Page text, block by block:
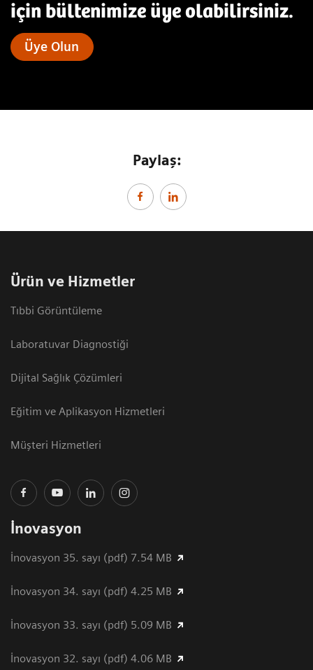
için bültenimize üye olabilirsiniz.
Üye Olun
Paylaş:
Ürün ve Hizmetler
Tıbbi Görüntüleme
Laboratuvar Diagnostiği
Dijital Sağlık Çözümleri
Eğitim ve Aplikasyon Hizmetleri
Müşteri Hizmetleri
İnovasyon
İnovasyon 35. sayı (pdf) 7.54 MB
İnovasyon 34. sayı (pdf) 4.25 MB
İnovasyon 33. sayı (pdf) 5.09 MB
İnovasyon 32. sayı (pdf) 4.06 MB